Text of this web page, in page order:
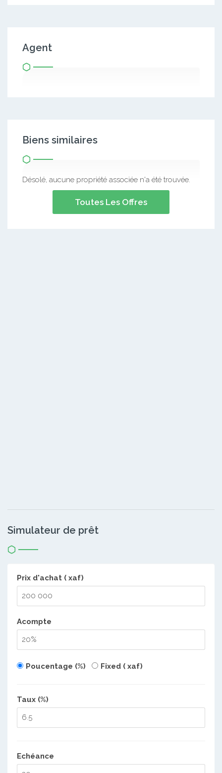
Agent
Biens similaires
Désolé, aucune propriété associée n'a été trouvée.
Toutes Les Offres
Simulateur de prêt
Prix d'achat ( xaf)
Acompte
Poucentage (%) Fixed ( xaf)
Taux (%)
Echéance